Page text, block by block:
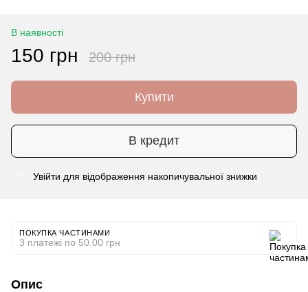
В наявності
150 грн 200 грн
Купити
В кредит
Увійти для відображення накопичувальної знижки
ПОКУПКА ЧАСТИНАМИ
3 платежі по 50.00 грн
Опис